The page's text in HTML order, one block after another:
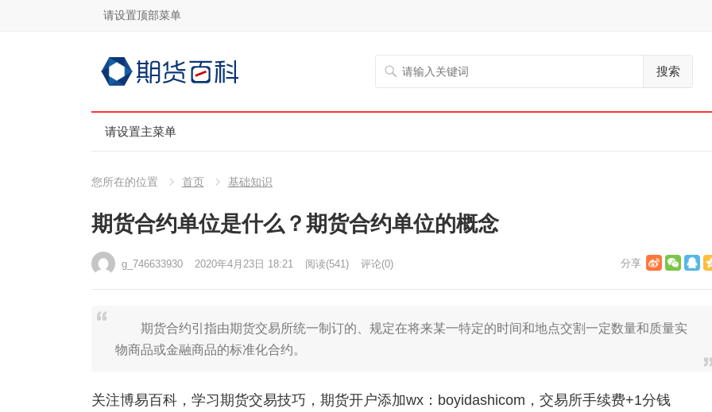
请设置顶部菜单
搜索
请设置主菜单
您所在的位置 首页 基础知识
期货合约单位是什么？期货合约单位的概念
g_746633930 2020年4月23日 18:21 阅读(541) 评论(0)
期货合约引指由期货交易所统一制订的、规定在将来某一特定的时间和地点交割一定数量和质量实
物商品或金融商品的标准化合约。
关注博易百科，学习期货交易技巧，期货开户添加wx：boyidashicom，交易所手续费+1分钱